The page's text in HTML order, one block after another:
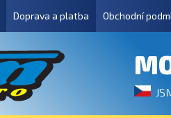
Doprava a platba Obchodní